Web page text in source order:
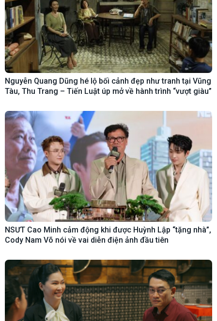
Nguyễn Quang Dũng hé lộ bối cảnh đẹp như tranh tại Vũng
Tàu, Thu Trang – Tiến Luật úp mở về hành trình “vượt giàu”
NSƯT Cao Minh cảm động khi được Huỳnh Lập “tặng nhà”,
Cody Nam Võ nói về vai diễn điện ảnh đầu tiên